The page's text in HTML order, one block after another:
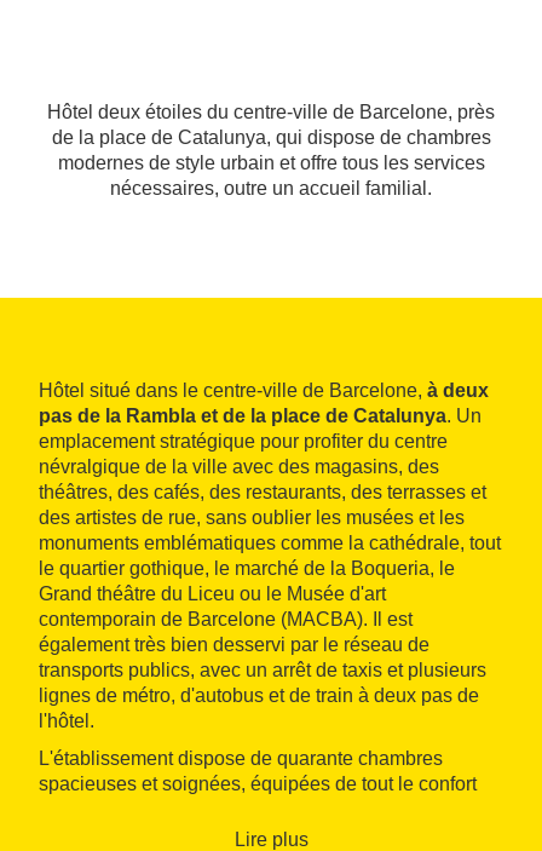
Hôtel deux étoiles du centre-ville de Barcelone, près
de la place de Catalunya, qui dispose de chambres
modernes de style urbain et offre tous les services
nécessaires, outre un accueil familial.
Hôtel situé dans le centre-ville de Barcelone, à deux
pas de la Rambla et de la place de Catalunya. Un
emplacement stratégique pour profiter du centre
névralgique de la ville avec des magasins, des
théâtres, des cafés, des restaurants, des terrasses et
des artistes de rue, sans oublier les musées et les
monuments emblématiques comme la cathédrale, tout
le quartier gothique, le marché de la Boqueria, le
Grand théâtre du Liceu ou le Musée d'art
contemporain de Barcelone (MACBA). Il est
également très bien desservi par le réseau de
transports publics, avec un arrêt de taxis et plusieurs
lignes de métro, d'autobus et de train à deux pas de
l'hôtel.
L'établissement dispose de quarante chambres
spacieuses et soignées, équipées de tout le confort
. Elles ont été récemment
Lire plus